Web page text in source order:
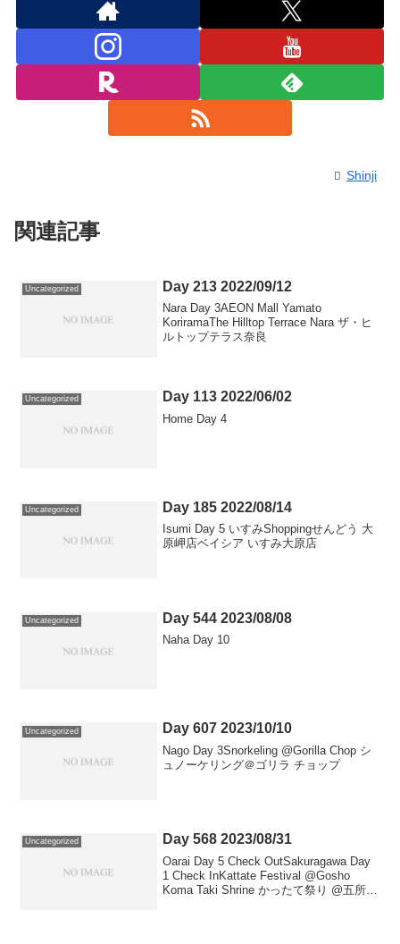
Shinji
関連記事
Uncategorized Day 213 2022/09/12
Nara Day 3AEON Mall Yamato
KoriramaThe Hilltop Terrace Nara ザ・ヒ
ルトップテラス奈良
Uncategorized Day 113 2022/06/02
Home Day 4
Uncategorized Day 185 2022/08/14
Isumi Day 5 いすみShoppingせんどう 大
原岬店ベイシア いすみ大原店
Uncategorized Day 544 2023/08/08
Naha Day 10
Uncategorized Day 607 2023/10/10
Nago Day 3Snorkeling @Gorilla Chop シ
ュノーケリング＠ゴリラ チョップ
Uncategorized Day 568 2023/08/31
Oarai Day 5 Check OutSakuragawa Day
1 Check InKattate Festival @Gosho
Koma Taki Shrine かったて祭り @五所駒